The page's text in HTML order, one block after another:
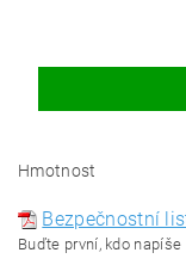
Hmotnost
Bezpečnostní
Buďte první, kdo